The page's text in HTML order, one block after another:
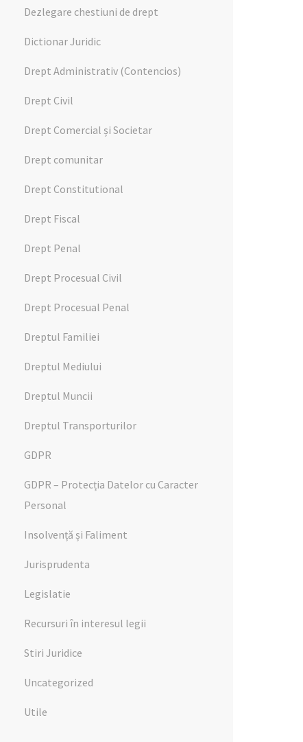
Dezlegare chestiuni de drept
Dictionar Juridic
Drept Administrativ (Contencios)
Drept Civil
Drept Comercial și Societar
Drept comunitar
Drept Constitutional
Drept Fiscal
Drept Penal
Drept Procesual Civil
Drept Procesual Penal
Dreptul Familiei
Dreptul Mediului
Dreptul Muncii
Dreptul Transporturilor
GDPR
GDPR – Protecția Datelor cu Caracter
Personal
Insolvență și Faliment
Jurisprudenta
Legislatie
Recursuri în interesul legii
Stiri Juridice
Uncategorized
Utile